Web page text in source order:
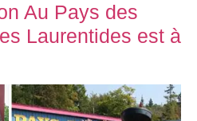
Au Pays des
Laurentides est à